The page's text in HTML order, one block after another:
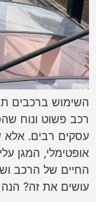
השימוש ברכבים
רכב פשוט ונוח
עסקים רבים. אלא
אופטימלי, המגן
החיים של הרכב
עושים את זה? הנה 3 רעיונות שיכולים להתאים. […]